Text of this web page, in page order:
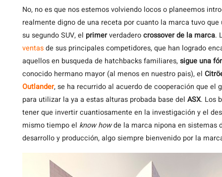
No, no es que nos estemos volviendo locos o planeemos
realmente digno de una receta por cuanto la marca tuvo
su segundo SUV, el primerverdaderocrossover de la marca.
ventasde sus principales competidores, que han logrado
aquellos en busqueda de hatchbacks familiares,sigue una
conocido hermano mayor (al menos en nuestro pais), el
Outlander, se ha recurrido al acuerdo de cooperación que el
para utilizar la ya a estas alturas probada base del ASX. Los
tener que invertir cuantiosamente en la investigación y el
mismo tiempo el know howde la marca nipona en sistemas
desarrollo y producción, algo siempre bienvenido por la